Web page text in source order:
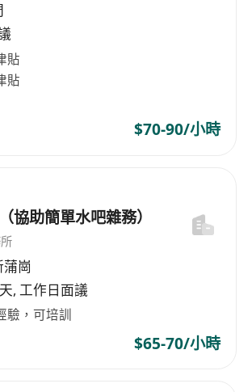
客投訴,適時向上級匯報,反映顧客意
工作,包括營業報表、訂貨、人事、
司各部門維持良好溝通。
及責任感
貼
貼
$70-90/小時
協助簡單水吧雜務）
蒲崗
, 工作日面議
驗，可培訓
$65-70/小時